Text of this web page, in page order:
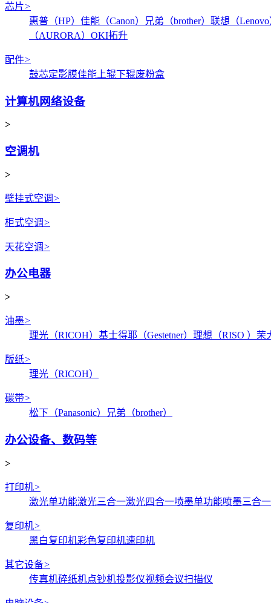
芯片>
惠普（HP） 佳能（Canon） 兄弟（brother） 联想（
（AURORA） OKI拓升
配件>
鼓芯定影膜佳能 上辊下辊废粉盒
计算机网络设备
>
空调机
>
壁挂式空调 >
柜式空调 >
天花空调 >
办公电器
>
油墨>
理光（RICOH） 基士得耶（Gestetner） 理想（RISO ） 荣
版纸>
理光（RICOH）
碳带>
松下（Panasonic）
兄弟（brother）
办公设备、数码等
>
打印机>
激光单功能激光三合一激光四合一喷墨单功能喷墨三合一
复印机>
黑白复印机彩色复印机速印机
其它设备>
传真机碎纸机点钞机投影仪视频会议扫描仪